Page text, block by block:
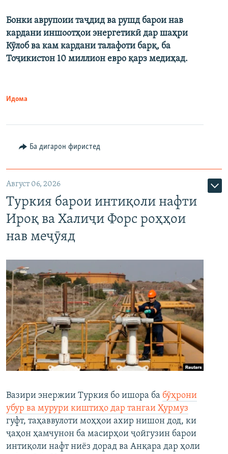
Бонки аврупоии таҷдид ва рушд барои нав
кардани иншоотҳои энергетикӣ дар шаҳри
Кӯлоб ва кам кардани талафоти барқ, ба
Тоҷикистон 10 миллион евро қарз медиҳад.
Идома
Ба дигарон фиристед
Август 06, 2026
Туркия барои интиқоли нафти
Ироқ ва Халиҷи Форс роҳҳои
нав меҷӯяд
Вазири энержии Туркия бо ишора ба бӯҳрони
убур ва мурури киштиҳо дар тангаи Ҳурмуз
гуфт, таҳаввулоти моҳҳои ахир нишон дод, ки
ҷаҳон ҳамчунон ба масирҳои ҷойгузин барои
интиқоли нафт ниёз дорад ва Анқара дар ҳоли